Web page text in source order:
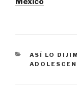
ASÍ LO